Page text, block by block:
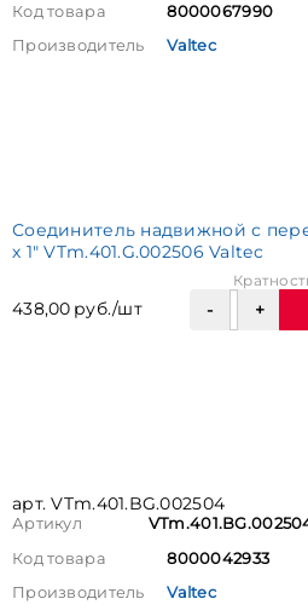
Код товара
8000067990
Производитель
Valtec
Соединитель надвижной с
х 1" VTm.401.G.002506 Valtec
438,00 руб./шт
арт. VTm.401.BG.002504
Артикул
Код товара
8000042933
Производитель
Valtec